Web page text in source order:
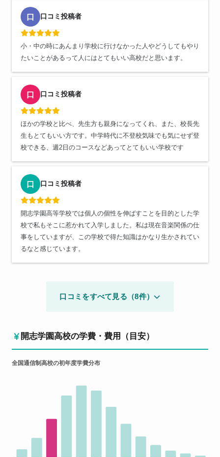
口 口コミ投稿者
小・中の時にあんまり学校に行けなかった人やどうしてもやり
たいことがあるって人にはとてもいい高校だと思います。
口 口コミ投稿者
ほかの学校と比べ、先生方も親身になってくれ、また、校長先
生もとてもいい方です。中学時代に不登校気味でも気にせず登
校できる、週2日のコースなどあってとてもいい学校です
口 口コミ投稿者
開志学園高等学校では個人の個性を伸ばすことを目的とした学
校で私もそこに惹かれて入学しました。私は現在音楽関係の仕
事をしていますが、この学校で得た知識はかなり生かされてい
るなと感じています。
口コミをすべて見る（8件）
開志学園高校の学費・費用（目安）
全国通信制高校の初年度学費分布